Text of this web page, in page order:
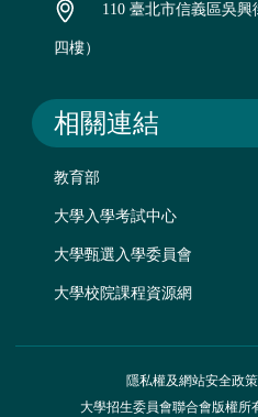
110 臺北市信義區吳
四樓）
相關連結
教育部
大學入學考試中心
大學甄選入學委員會
大學校院課程資源網
隱私權及網站安全政策
大學招生委員會聯合會版權所